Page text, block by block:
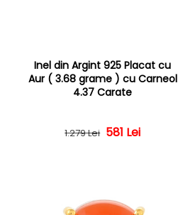
Inel din Argint 925 Placat cu
Aur ( 3.68 grame ) cu Carneol
4.37 Carate
Preț obișnuit
1.279 Lei Preț redus
581 Lei